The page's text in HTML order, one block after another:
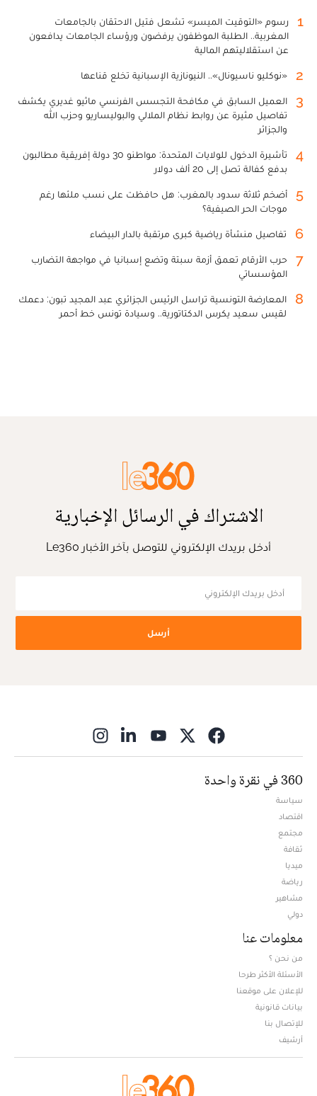
1
رسوم «التوقيت الميسر» تشعل فتيل الاحتقان بالجامعات
المغربية.. الطلبة الموظفون يرفضون ورؤساء الجامعات يدافعون
عن استقلاليتهم المالية
2 «نوكليو ناسيونال».. النيونازية الإسبانية تخلع قناعها
3
العميل السابق في مكافحة التجسس الفرنسي ماثيو غديري يكشف
تفاصيل مثيرة عن روابط نظام الملالي والبوليساريو وحزب الله
والجزائر
4
تأشيرة الدخول للولايات المتحدة: مواطنو 30 دولة إفريقية مطالبون
بدفع كفالة تصل إلى 20 ألف دولار
5
أضخم ثلاثة سدود بالمغرب: هل حافظت على نسب ملئها رغم
موجات الحر الصيفية؟
6 تفاصيل منشأة رياضية كبرى مرتقبة بالدار البيضاء
7
حرب الأرقام تعمق أزمة سبتة وتضع إسبانيا في مواجهة التضارب
المؤسساتي
8
المعارضة التونسية تراسل الرئيس الجزائري عبد المجيد تبون: دعمك
لقيس سعيد يكرس الدكتاتورية.. وسيادة تونس خط أحمر
الاشتراك في الرسائل الإخبارية
أدخل بريدك الإلكتروني للتوصل بآخر الأخبار Le360
أرسل
360 في نقرة واحدة
سياسة
اقتصاد
مجتمع
ثقافة
ميديا
رياضة
مشاهير
دولي
معلومات عنا
من نحن ؟
الأسئلة الأكثر طرحا
للإعلان على موقعنا
بيانات قانونية
للإتصال بنا
أرشيف